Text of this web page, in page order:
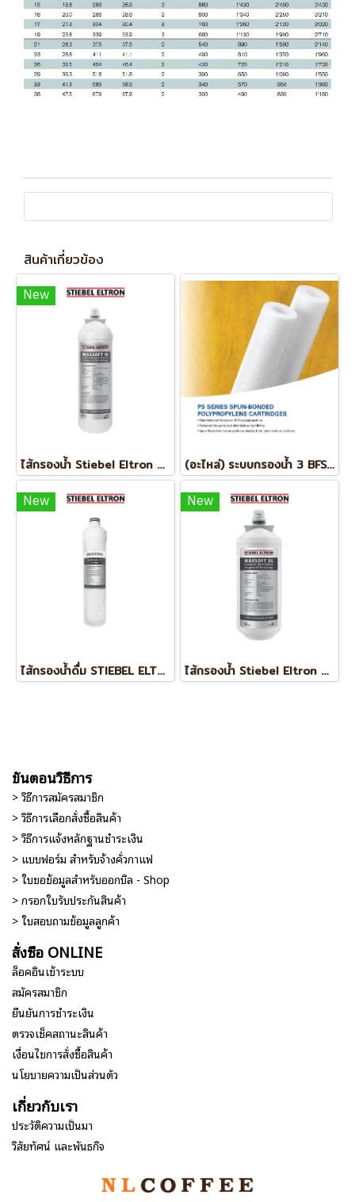
สินค้าเกี่ยวข้อง
New
ไส้กรองน้ำ Stiebel Eltron รุ่น MAXSOFT M (อะไหล่) ระบบกรองน้ำ 3 BFS301
New
ไส้กรองน้ำดื่ม STIEBEL ELTRON SILVER GAC 11
New
ไส้กรองน้ำ Stiebel Eltron รุ่น MAXSOFT XL
ขั้นตอนวิธีการ
> วิธีการสมัครสมาชิก
> วิธีการเลือกสั่งซื้อสินค้า
> วิธีการแจ้งหลักฐานชำระเงิน
> แบบฟอร์ม สำหรับจ้างคั่วกาแฟ
> ใบขอข้อมูลสำหรับออกบิล - Shop
> กรอกใบรับประกันสินค้า
> ใบสอบถามข้อมูลลูกค้า
สั่งซื้อ ONLINE
ล็อคอินเข้าระบบ
สมัครสมาชิก
ยืนยันการชำระเงิน
ตรวจเช็คสถานะสินค้า
เงื่อนไขการสั่งซื้อสินค้า
นโยบายความเป็นส่วนตัว
เกี่ยวกับเรา
ประวัติความเป็นมา
วิสัยทัศน์ และพันธกิจ